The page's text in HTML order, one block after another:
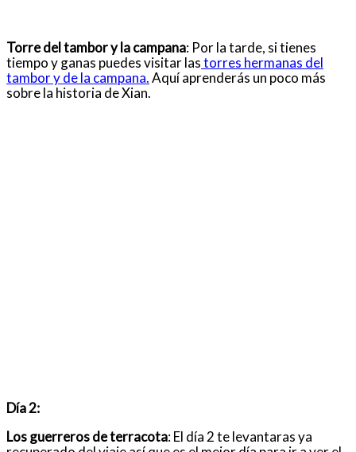
Torre del tambor y la campana: Por la tarde, si tienes
tiempo y ganas puedes visitar lastorres hermanas del
tambor y de la campana.Aquí aprenderás un poco más
sobre la historia de Xian.
Día 2:
Los guerreros de terracota: El día 2 te levantaras ya